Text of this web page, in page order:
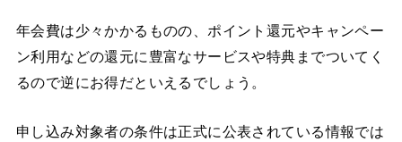
年会費は少々かかるものの、ポイント還元やキャンペー
ン利用などの還元に豊富なサービスや特典までついてく
るので逆にお得だといえるでしょう。
申し込み対象者の条件は正式に公表されている情報では